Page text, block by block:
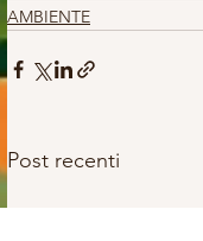
AMBIENTE
Post recenti